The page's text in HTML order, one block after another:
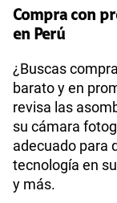
Compra con
en Perú
¿Buscas
barato y en
revisa las
su cámara
adecuado para
tecnología en
y más.